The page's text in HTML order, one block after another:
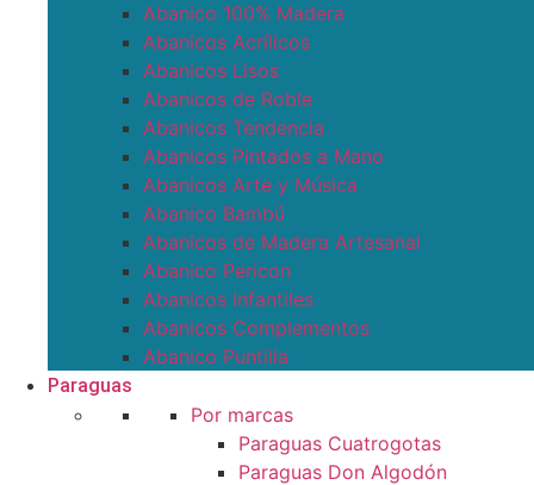
Abanico 100% Madera
Abanicos Acrílicos
Abanicos Lisos
Abanicos de Roble
Abanicos Tendencia
Abanicos Pintados a Mano
Abanicos Arte y Música
Abanico Bambú
Abanicos de Madera Artesanal
Abanico Pericon
Abanicos Infantiles
Abanicos Complementos
Abanico Puntilla
Paraguas
Por marcas
Paraguas Cuatrogotas
Paraguas Don Algodón